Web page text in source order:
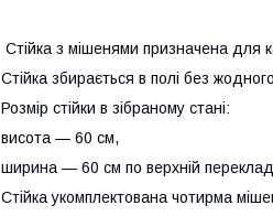
Стійка з мішенями призначена для
Стійка збирається в полі без
Розмір стійки в зібраному стані:
висота — 60 см,
ширина — 60 см по верхній
Стійка укомплектована чотирма